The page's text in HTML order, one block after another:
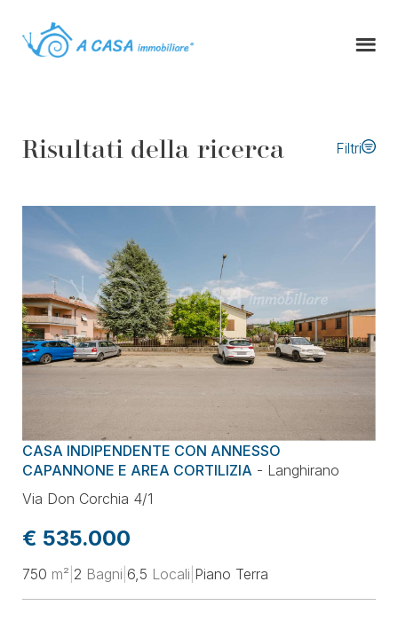
Risultati della ricerca Filtri
Tipo di contratto
Tipologia immobile
Comune
Prezzo
Superficie
Classe energetica
CASA INDIPENDENTE CON ANNESSO
CAPANNONE E AREA CORTILIZIA - Langhirano
Via Don Corchia 4/1
€ 535.000
750 m² 2 Bagni 6,5 Locali Piano Terra